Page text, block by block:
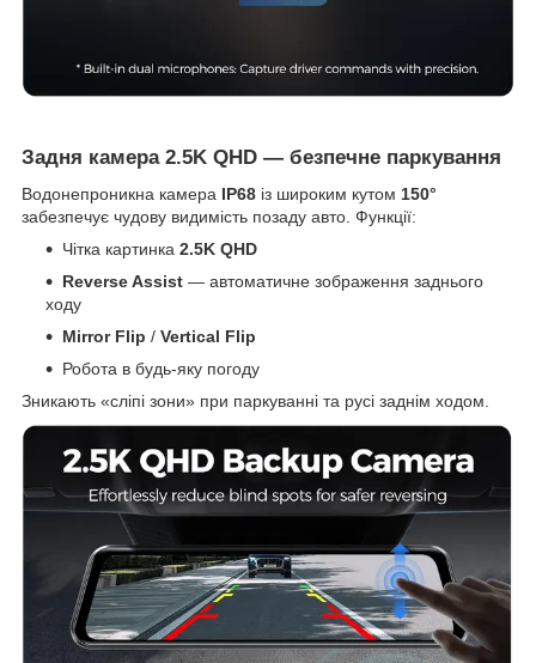
Задня камера 2.5K QHD — безпечне паркування
Водонепроникна камера IP68 із широким кутом 150°
забезпечує чудову видимість позаду авто. Функції:
Чітка картинка 2.5K QHD
Reverse Assist — автоматичне зображення заднього
ходу
Mirror Flip / Vertical Flip
Робота в будь-яку погоду
Зникають «сліпі зони» при паркуванні та русі заднім ходом.